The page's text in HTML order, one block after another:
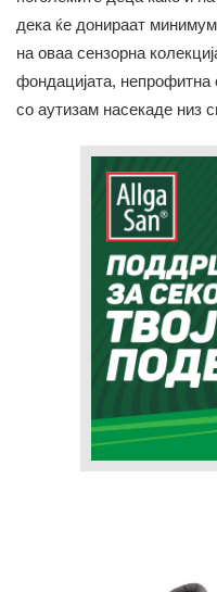
дека ќе донираат
на оваа сензорна
фондацијата, непрофитна
со аутизам насекаде низ